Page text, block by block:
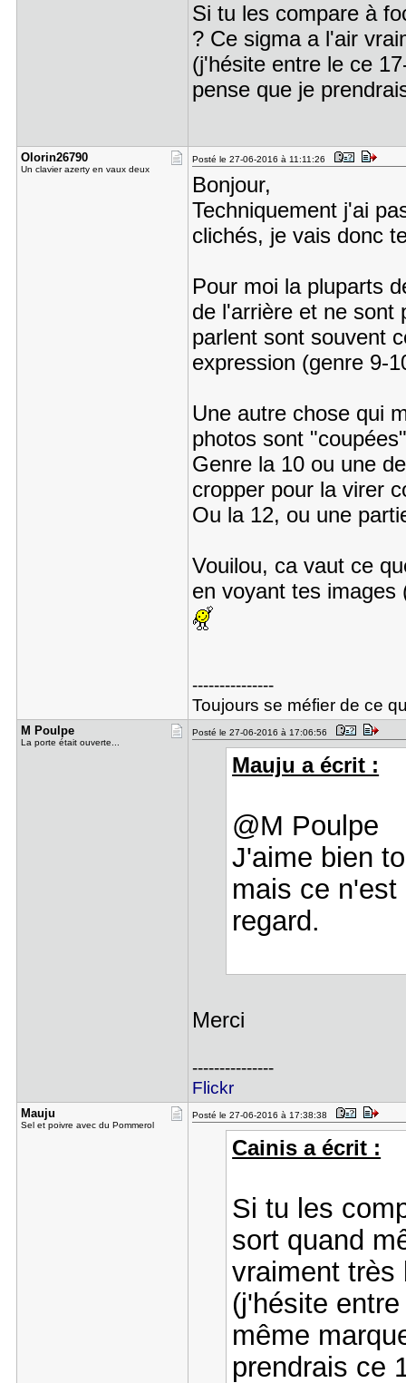
Si tu les compare à
? Ce sigma a l'air
(j'hésite entre le ce
pense que je
Olorin2679​0
Un clavier azerty en vaux deux
Posté le 27-06-2016 à 11:11:26
Bonjour,
Techniquement j'ai
clichés, je vais donc
Pour moi la pluparts
de l'arrière et ne sont
parlent sont souvent
expression (genre 9-
Une autre chose qui
photos sont
Genre la 10 ou une
cropper pour la virer
Ou la 12, ou une
Vouilou, ca vaut ce
en voyant tes
---------------
Toujours se méfier de ce
M Poulpe
La porte était ouverte...
Posté le 27-06-2016 à 17:06:56
Mauju a écrit :
@M Poulpe
J'aime bien
mais ce n'est
regard.
Merci
---------------
Flickr
Mauju
Sel et poivre avec du Pommerol
Posté le 27-06-2016 à 17:38:38
Cainis a écrit :
Si tu les
sort quand
vraiment très
(j'hésite
même
prendrais ce